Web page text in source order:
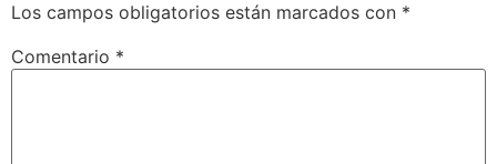
Los campos obligatorios están marcados con *
Comentario *